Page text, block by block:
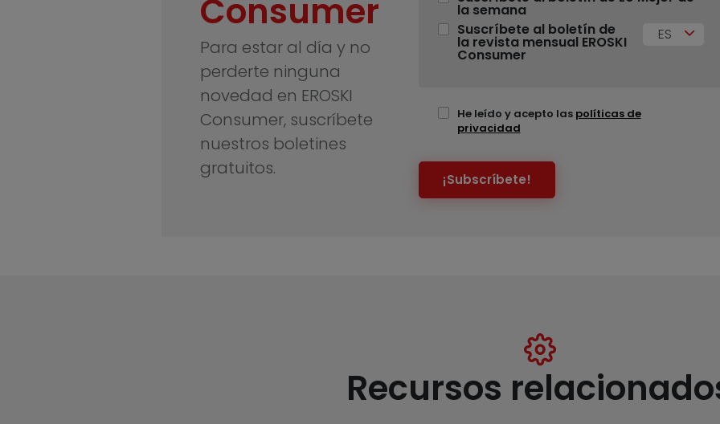
Consumer
Para estar al día y no
perderte ninguna
novedad en EROSKI
Consumer, suscríbete
nuestros boletines
gratuitos.
la semana
Suscríbete al boletín de
la revista mensual EROSKI
Consumer
ES
He leído y acepto las políticas de
privacidad
¡Subscríbete!
Recursos